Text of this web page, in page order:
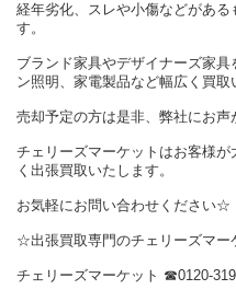
経年劣化、スレや小傷などがあ
す。
ブランド家具やデザイナーズ家
ン照明、家電製品など幅広く買取
売却予定の方は是非、弊社にお声
チェリーズマーケットはお客様
く出張買取いたします。
お気軽にお問い合わせください☆
☆出張買取専門のチェリーズマ
チェリーズマーケット ☎︎0120-